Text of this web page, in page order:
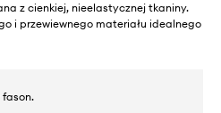
z cienkiej, nieelastycznej tkaniny.
i przewiewnego materiału idealnego
fason.